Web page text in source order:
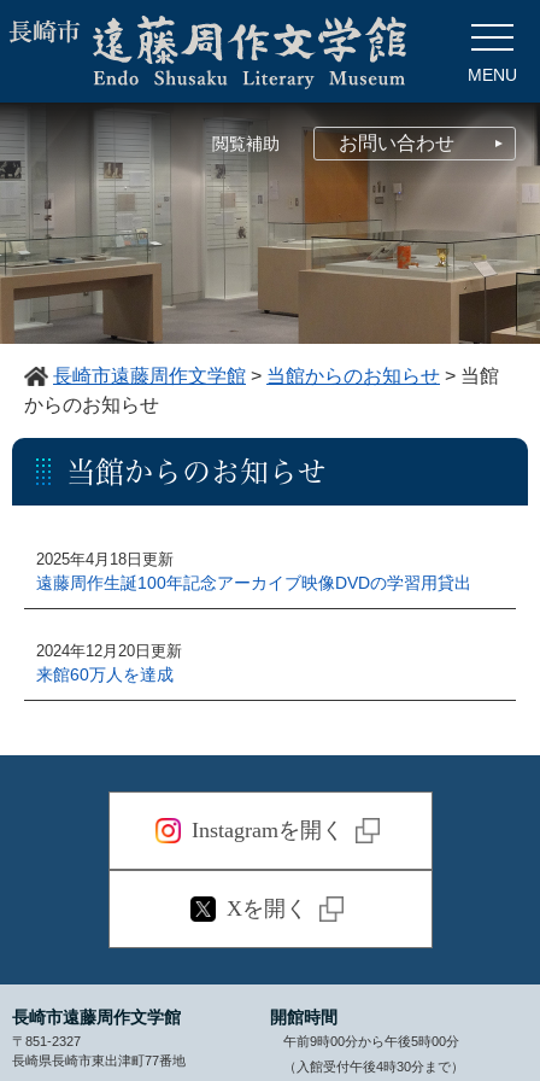
ー
先
頭
で
す。
ニ
を
飛
ば
て
本
文
へ
MENU
開館時間
午前9時00分から午後5時00分
（入館受付午後4時30分まで）
長崎市遠藤周作文学館
〒851-2327
長崎県長崎市東出津町77番地
閲覧補助 お問い合わせ
長崎市遠藤周作文学館 > 当館からのお知らせ > 当館
からのお知らせ
本
当館からのお知らせ
2025年4月18日更新
遠藤周作生誕100年記念アーカイブ映像DVDの学習用貸出
2024年12月20日更新
来館60万人を達成
Instagramを開く
Xを開く